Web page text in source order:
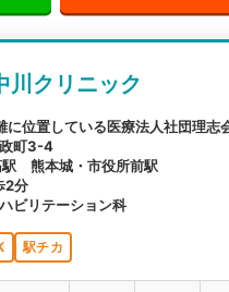
川クリニック
位置している医療法人社団理志
町3-4
熊本城・市役所前駅
2分
ビリテーション科
駅チカ